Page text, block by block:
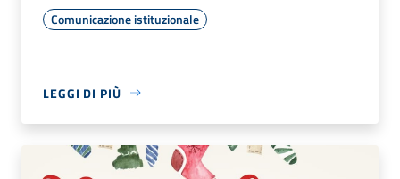
Comunicazione istituzionale
LEGGI DI PIÙ